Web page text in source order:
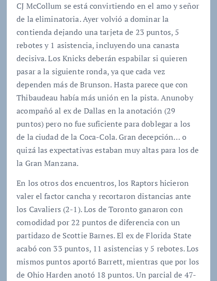
CJ McCollum se está convirtiendo en el amo y señor
de la eliminatoria. Ayer volvió a dominar la
contienda dejando una tarjeta de 23 puntos, 5
rebotes y 1 asistencia, incluyendo una canasta
decisiva. Los Knicks deberán espabilar si quieren
pasar a la siguiente ronda, ya que cada vez
dependen más de Brunson. Hasta parece que con
Thibaudeau había más unión en la pista. Anunoby
acompañó al ex de Dallas en la anotación (29
puntos) pero no fue suficiente para doblegar a los
de la ciudad de la Coca-Cola. Gran decepción… o
quizá las expectativas estaban muy altas para los de
la Gran Manzana.
En los otros dos encuentros, los Raptors hicieron
valer el factor cancha y recortaron distancias ante
los Cavaliers (2-1). Los de Toronto ganaron con
comodidad por 22 puntos de diferencia con un
partidazo de Scottie Barnes. El ex de Florida State
acabó con 33 puntos, 11 asistencias y 5 rebotes. Los
mismos puntos aportó Barrett, mientras que por los
de Ohio Harden anotó 18 puntos. Un parcial de 47-